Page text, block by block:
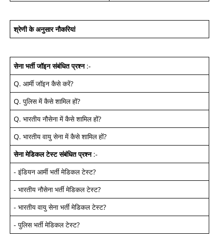
श्रेणी के अनुसार नौकरियां
सेना भर्ती जॉइन संबंधित प्रश्न:-
Q. आर्मी जॉइन कैसे करें?
Q. पुलिस में कैसे शामिल हों?
Q. भारतीय नौसेना में कैसे शामिल हों?
Q. भारतीय वायु सेना में कैसे शामिल हों?
सेना मेडिकल टेस्ट संबंधित प्रश्न:-
- इंडियन आर्मी भर्ती मेडिकल टेस्ट?
- भारतीय नौसेना भर्ती मेडिकल टेस्ट?
- भारतीय वायु सेना भर्ती मेडिकल टेस्ट?
- पुलिस भर्ती मेडिकल टेस्ट?